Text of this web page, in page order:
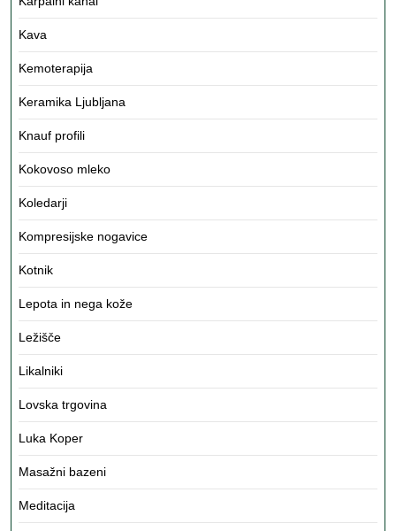
Kava
Kemoterapija
Keramika Ljubljana
Knauf profili
Kokovoso mleko
Koledarji
Kompresijske nogavice
Kotnik
Lepota in nega kože
Ležišče
Likalniki
Lovska trgovina
Luka Koper
Masažni bazeni
Meditacija